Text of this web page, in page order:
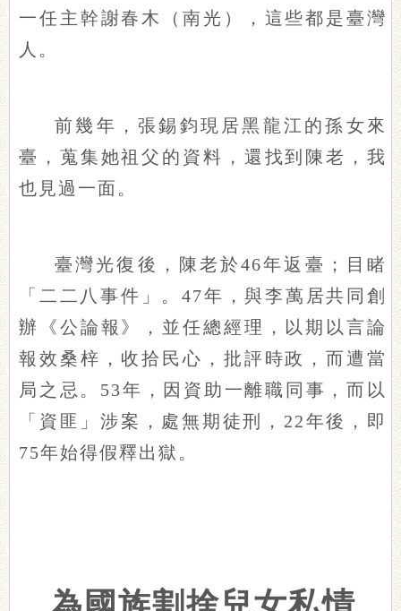
一任主幹謝春木（南光），這些都是臺灣
人。
前幾年，張錫鈞現居黑龍江的孫女來
臺，蒐集她祖父的資料，還找到陳老，我
也見過一面。
臺灣光復後，陳老於46年返臺；目睹
「二二八事件」。47年，與李萬居共同創
辦《公論報》，並任總經理，以期以言論
報效桑梓，收拾民心，批評時政，而遭當
局之忌。53年，因資助一離職同事，而以
「資匪」涉案，處無期徒刑，22年後，即
75年始得假釋出獄。